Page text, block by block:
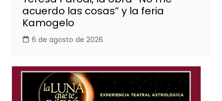
acuerdo las cosas” y la feria
Kamogelo
6 de agosto de 2026